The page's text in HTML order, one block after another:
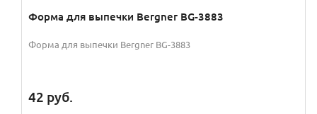
Форма для выпечки Bergner BG-3883
Форма для выпечки Bergner BG-3883
42 руб.